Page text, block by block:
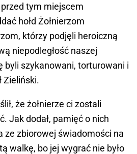
tym miejscem
hołd Żołnierzom
którzy podjęli heroiczną
niepodległość naszej
byli szykanowani, torturowani i
Zieliński.
że żołnierze ci zostali
Jak dodał, pamięć o nich
ze zbiorowej świadomości na
walkę, bo jej wygrać nie było